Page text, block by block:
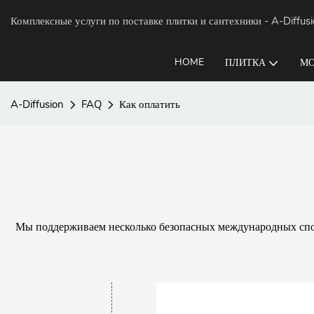
Комплексные услуги по поставке плитки и сантехники - A-
HOME ПЛИТКА
A-Diffusion FAQ Как оплатить
Мы поддерживаем несколько безопасных международных